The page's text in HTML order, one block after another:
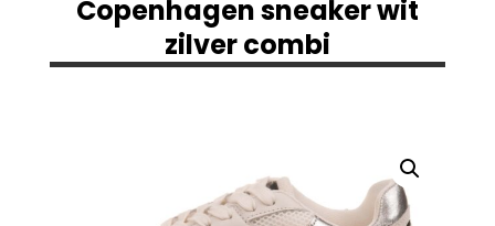
Copenhagen sneaker wit
zilver combi